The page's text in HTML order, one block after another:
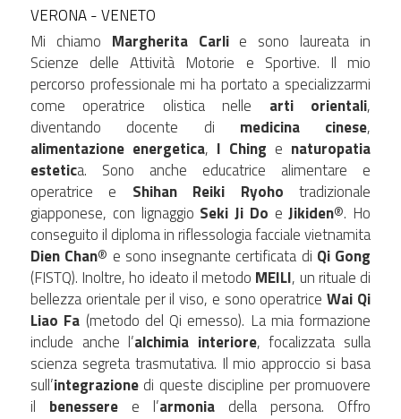
VERONA - VENETO
Mi chiamo Margherita Carli e sono laureata in
Scienze delle Attività Motorie e Sportive. Il mio
percorso professionale mi ha portato a specializzarmi
come operatrice olistica nelle arti orientali,
diventando docente di medicina cinese
alimentazione energetica, I Ching e naturopatia
estetica. Sono anche educatrice alimentare e
operatrice e Shihan Reiki Ryoho tradizionale
giapponese, con lignaggio Seki Ji Do e Jikiden®. Ho
Dien Chan® e sono insegnante certificata di Qi Gong
(FISTQ). Inoltre, ho ideato il metodo MEILI, un rituale di
bellezza orientale per il viso, e sono operatrice Wai Qi
Liao Fa (metodo del Qi emesso). La mia formazione
include anche l’alchimia interiore, focalizzata sulla
scienza segreta trasmutativa. Il mio approccio si basa
sull’integrazione di queste discipline per promuovere
il benessere e l’armonia della persona. Offro